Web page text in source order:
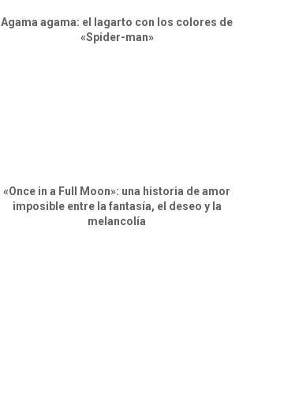
Agama agama: el lagarto con los colores de
«Spider-man»
«Once in a Full Moon»: una historia de amor
imposible entre la fantasía, el deseo y la
melancolía